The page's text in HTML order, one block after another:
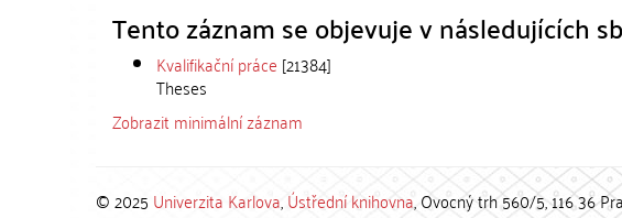
Tento záznam se objevuje v následujících
Kvalifikační práce [21384]
Theses
Zobrazit minimální záznam
© 2025 Univerzita Karlova,Ústřední knihovna, Ovocný trh 560/5, 116 36